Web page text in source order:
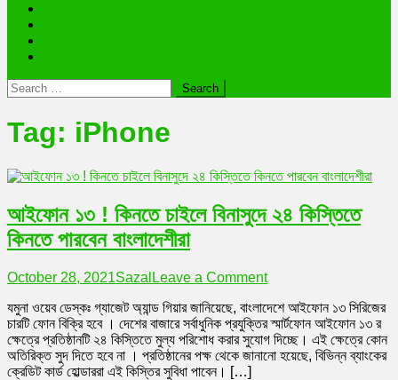
Search
for:
Tag: iPhone
আইফোন ১৩ ! কিনতে চাইলে বিনাসুদে ২৪ কিস্তিতে
কিনতে পারবেন বাংলাদেশীরা
October 28, 2021Sazal Leave a Commenton
১৩
!
কিনতে
চাইলে
যমুনা ওয়েব ডেস্কঃ গ্যাজেট অ্যান্ড গিয়ার জানিয়েছে, বাংলাদেশে আইফোন ১৩ সিরিজের
চারটি ফোন বিক্রি হবে । দেশের বাজারে সর্বাধুনিক প্রযুক্তির স্মার্টফোন আইফোন ১৩ র
ক্ষেত্রে প্রতিষ্ঠানটি ২৪ কিস্তিতে মুল্য পরিশোধ করার সুযোগ দিচ্ছে। এই ক্ষেত্রে কোন
অতিরিক্ত সুদ দিতে হবে না । প্রতিষ্ঠানের পক্ষ থেকে জানানো হয়েছে, বিভিন্ন ব্যাংকের
ক্রেডিট কার্ড হোল্ডাররা এই কিস্তির সুবিধা পাবেন। […]